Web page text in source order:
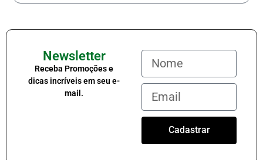
Newsletter
Receba Promoções e
dicas incríveis em seu e-
mail.
Cadastrar